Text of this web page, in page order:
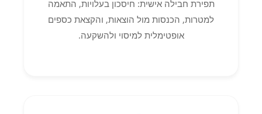
תפירת חבילה אישית: חיסכון בעלויות, התאמה
למטרות, הכנסות מול הוצאות, והקצאת כספים
אופטימלית למיסוי ולהשקעה.